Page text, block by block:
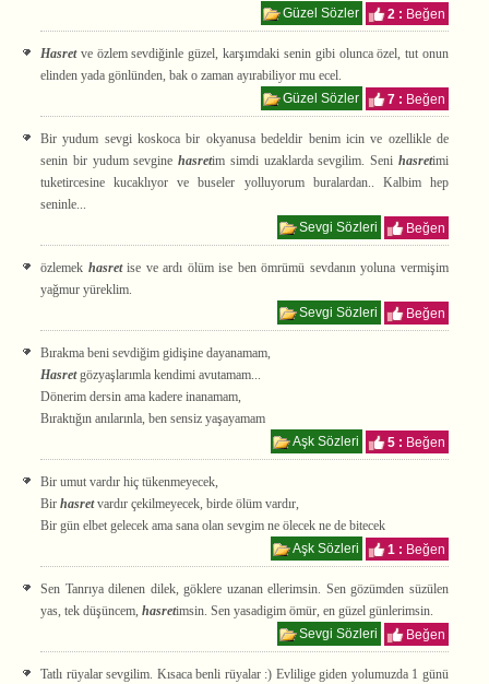
Güzel Sözler
2 : Beğen
Hasretve özlem sevdiğinle güzel, karşımdaki senin gibi olunca özel, tut onun
elinden yada gönlünden, bak o zaman ayırabiliyor mu ecel.
Güzel Sözler
7 : Beğen
Bir yudum sevgi koskoca bir okyanusa bedeldir benim icin ve ozellikle de
senin bir yudum sevginehasretim simdi uzaklarda sevgilim. Senihasretimi
tuketircesine kucaklıyor ve buseler yolluyorum buralardan.. Kalbim hep
seninle...
Sevgi Sözleri
Beğen
özlemek hasretise ve ardı ölüm ise ben ömrümü sevdanın yoluna vermişim
yağmur yüreklim.
Sevgi Sözleri
Beğen
Bırakma beni sevdiğim gidişine dayanamam,
Hasretgözyaşlarımla kendimi avutamam...
Dönerim dersin ama kadere inanamam,
Bıraktığın anılarınla, ben sensiz yaşayamam
Aşk Sözleri
5 : Beğen
Bir umut vardır hiç tükenmeyecek,
Bir hasretvardır çekilmeyecek, birde ölüm vardır,
Bir gün elbet gelecek ama sana olan sevgim ne ölecek ne de bitecek
Aşk Sözleri
1 : Beğen
Sen Tanrıya dilenen dilek, göklere uzanan ellerimsin. Sen gözümden süzülen
yas, tek düşüncem, hasretimsin. Sen yasadigim ömür, en güzel günlerimsin.
Sevgi Sözleri
Beğen
Tatlı rüyalar sevgilim. Kısaca benli rüyalar :) Evlilige giden yolumuzda 1 günü